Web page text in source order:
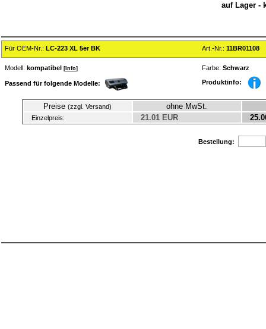
auf Lager -
Für OEM-Nr.: LC-223 XL 5er BK Art.-Nr.: 11BR01108
Modell: kompatibel [ Info] Farbe: Schwarz
Passend für folgende Modelle: Produktinfo:
Preise (zzgl. Versand) ohne MwSt.
Einzelpreis: 21.01 EUR
Bestellung: